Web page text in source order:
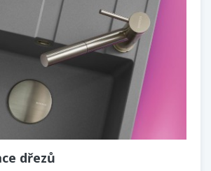
dřezů